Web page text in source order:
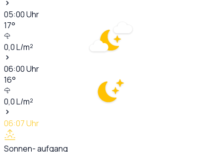
05:00Uhr
17°
0,0L/m²
06:00Uhr
16°
0,0L/m²
06:07Uhr
Sonnen- aufgang